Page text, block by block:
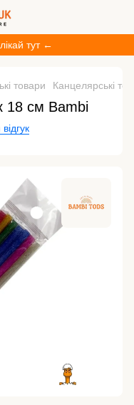
тут ←
товари Канцелярські
18 см Bambi